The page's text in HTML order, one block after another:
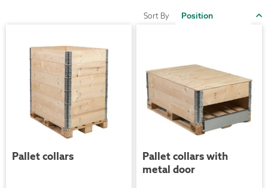
Sort By
Video
Pallet collars
Video
Pallet collars with
metal door